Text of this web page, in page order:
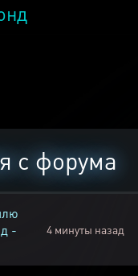
с форума
-
4 минуты назад